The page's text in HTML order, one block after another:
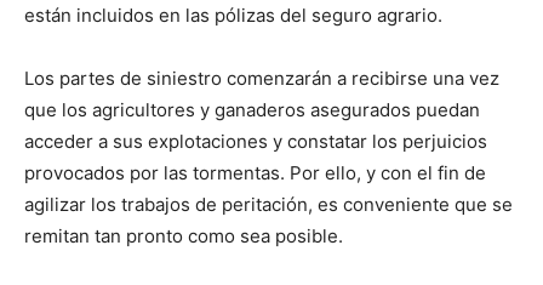
están incluidos en las pólizas del seguro agrario.
Los partes de siniestro comenzarán a recibirse una vez
que los agricultores y ganaderos asegurados puedan
acceder a sus explotaciones y constatar los perjuicios
provocados por las tormentas. Por ello, y con el fin de
agilizar los trabajos de peritación, es conveniente que se
remitan tan pronto como sea posible.